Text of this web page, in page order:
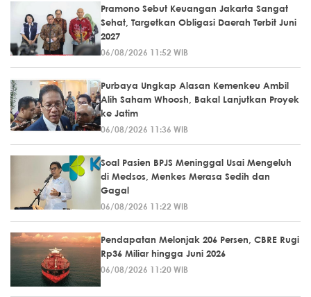
Pramono Sebut Keuangan Jakarta Sangat
Sehat, Targetkan Obligasi Daerah Terbit Juni
2027
06/08/2026 11:52 WIB
Purbaya Ungkap Alasan Kemenkeu Ambil
Alih Saham Whoosh, Bakal Lanjutkan Proyek
ke Jatim
06/08/2026 11:36 WIB
Soal Pasien BPJS Meninggal Usai Mengeluh
di Medsos, Menkes Merasa Sedih dan
Gagal
06/08/2026 11:22 WIB
Pendapatan Melonjak 206 Persen, CBRE Rugi
Rp36 Miliar hingga Juni 2026
06/08/2026 11:20 WIB